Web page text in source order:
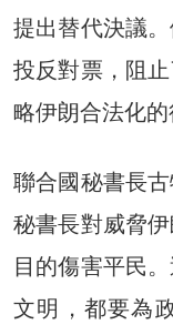
提出替代決議
投反對票，阻
略伊朗合法化的
聯合國秘書長
秘書長對威脅
目的傷害平民
文明，都要為